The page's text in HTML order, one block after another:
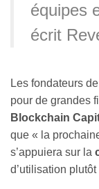
équipes
écrit
Les fondateurs
pour de grandes
Blockchain
que « la
s’appuiera sur la
d’utilisation